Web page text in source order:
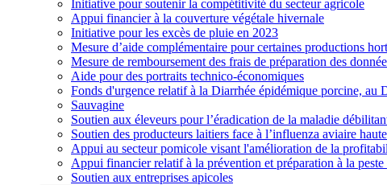
Initiative pour soutenir la compétitivité du secteur agricole
Appui financier à la couverture végétale hivernale
Initiative pour les excès de pluie en 2023
Mesure d’aide complémentaire pour certaines productions
Mesure de remboursement des frais de préparation des
Aide pour des portraits technico-économiques
Fonds d'urgence relatif à la Diarrhée épidémique porcine, au
Sauvagine
Soutien aux éleveurs pour l’éradication de la maladie
Soutien des producteurs laitiers face à l’influenza aviaire
Appui au secteur pomicole visant l'amélioration de la
Appui financier relatif à la prévention et préparation à la
Soutien aux entreprises apicoles